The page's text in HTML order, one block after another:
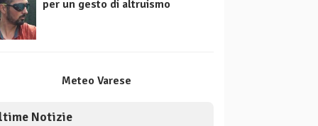
per un gesto di altruismo
Meteo Varese
Notizie